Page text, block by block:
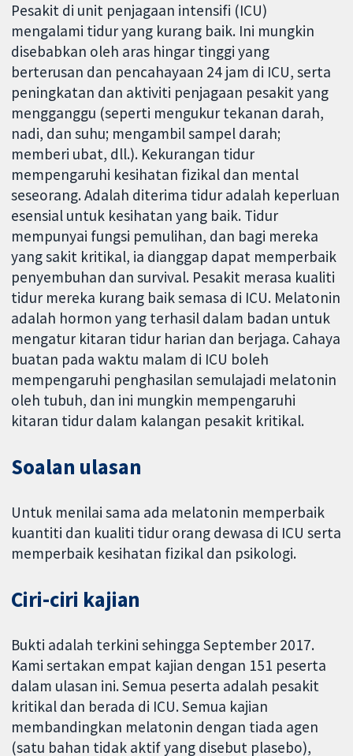
Pesakit di unit penjagaan intensifi (ICU)
mengalami tidur yang kurang baik. Ini mungkin
disebabkan oleh aras hingar tinggi yang
berterusan dan pencahayaan 24 jam di ICU, serta
peningkatan dan aktiviti penjagaan pesakit yang
mengganggu (seperti mengukur tekanan darah,
nadi, dan suhu; mengambil sampel darah;
memberi ubat, dll.). Kekurangan tidur
mempengaruhi kesihatan fizikal dan mental
seseorang. Adalah diterima tidur adalah keperluan
esensial untuk kesihatan yang baik. Tidur
mempunyai fungsi pemulihan, dan bagi mereka
yang sakit kritikal, ia dianggap dapat memperbaik
penyembuhan dan survival. Pesakit merasa kualiti
tidur mereka kurang baik semasa di ICU. Melatonin
adalah hormon yang terhasil dalam badan untuk
mengatur kitaran tidur harian dan berjaga. Cahaya
buatan pada waktu malam di ICU boleh
mempengaruhi penghasilan semulajadi melatonin
oleh tubuh, dan ini mungkin mempengaruhi
kitaran tidur dalam kalangan pesakit kritikal.
Soalan ulasan
Untuk menilai sama ada melatonin memperbaik
kuantiti dan kualiti tidur orang dewasa di ICU serta
memperbaik kesihatan fizikal dan psikologi.
Ciri-ciri kajian
Bukti adalah terkini sehingga September 2017.
Kami sertakan empat kajian dengan 151 peserta
dalam ulasan ini. Semua peserta adalah pesakit
kritikal dan berada di ICU. Semua kajian
membandingkan melatonin dengan tiada agen
(satu bahan tidak aktif yang disebut plasebo),